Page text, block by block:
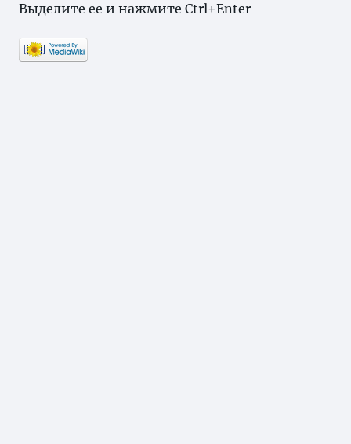
Выделите ее и нажмите Ctrl+Enter